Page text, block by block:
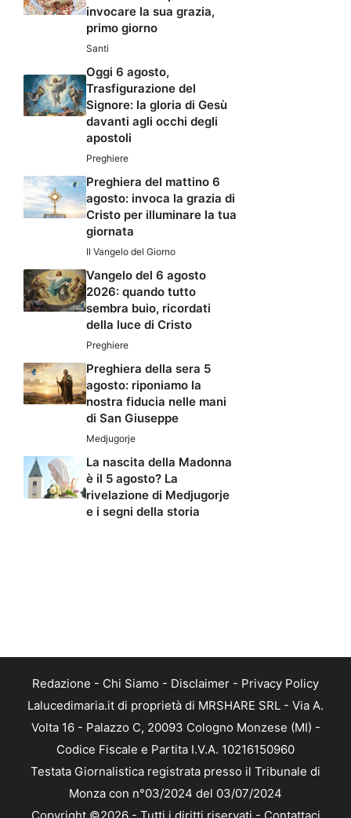
invocare la sua grazia,
primo giorno
Santi
Oggi 6 agosto,
Trasfigurazione del
Signore: la gloria di Gesù
davanti agli occhi degli
apostoli
Preghiere
Preghiera del mattino 6
agosto: invoca la grazia di
Cristo per illuminare la tua
giornata
Il Vangelo del Giorno
Vangelo del 6 agosto
2026: quando tutto
sembra buio, ricordati
della luce di Cristo
Preghiere
Preghiera della sera 5
agosto: riponiamo la
nostra fiducia nelle mani
di San Giuseppe
Medjugorje
La nascita della Madonna
è il 5 agosto? La
rivelazione di Medjugorje
e i segni della storia
Redazione - Chi Siamo - Disclaimer - Privacy Policy
Lalucedimaria.it di proprietà di MRSHARE SRL - Via A.
Volta 16 - Palazzo C, 20093 Cologno Monzese (MI) -
Codice Fiscale e Partita I.V.A. 10216150960
Testata Giornalistica registrata presso il Tribunale di
Monza con n°03/2024 del 03/07/2024